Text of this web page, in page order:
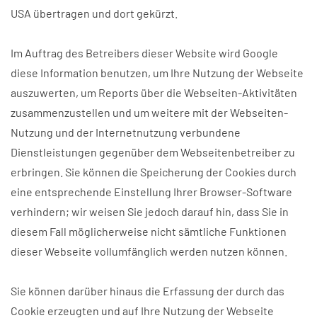
USA übertragen und dort gekürzt.
Im Auftrag des Betreibers dieser Website wird Google
diese Information benutzen, um Ihre Nutzung der Webseite
auszuwerten, um Reports über die Webseiten-Aktivitäten
zusammenzustellen und um weitere mit der Webseiten-
Nutzung und der Internetnutzung verbundene
Dienstleistungen gegenüber dem Webseitenbetreiber zu
erbringen. Sie können die Speicherung der Cookies durch
eine entsprechende Einstellung Ihrer Browser-Software
verhindern; wir weisen Sie jedoch darauf hin, dass Sie in
diesem Fall möglicherweise nicht sämtliche Funktionen
dieser Webseite vollumfänglich werden nutzen können.
Sie können darüber hinaus die Erfassung der durch das
Cookie erzeugten und auf Ihre Nutzung der Webseite